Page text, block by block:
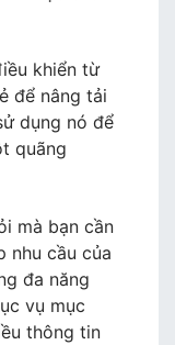
khiển từ
để nâng tải
dụng nó để
quãng
mà bạn cần
nhu cầu của
đa năng
vụ mục
thông tin